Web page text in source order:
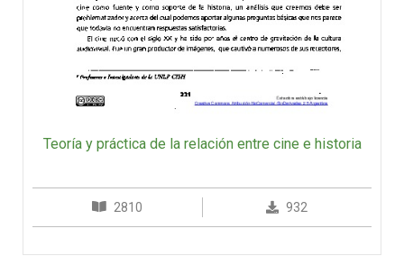
Teoría y práctica de la relación entre cine e historia
2810 932